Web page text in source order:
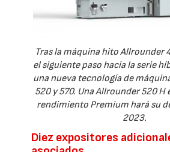
Tras la máquina hito Allrounder
el siguiente paso hacia la serie
una nueva tecnología de
520 y 570. Una Allrounder 520 H
rendimiento Premium hará su
2023.
Diez expositores